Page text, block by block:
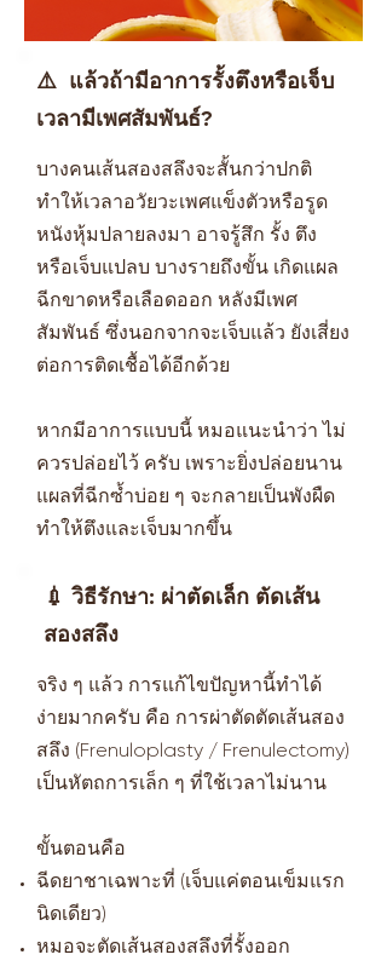
⚠️ แล้วถ้ามีอาการรั้งตึงหรือเจ็บ
เวลามีเพศสัมพันธ์?
บางคนเส้นสองสลึงจะสั้นกว่าปกติ
ทำให้เวลาอวัยวะเพศแข็งตัวหรือรูด
หนังหุ้มปลายลงมา อาจรู้สึก รั้ง ตึง
หรือเจ็บแปลบ บางรายถึงขั้น เกิดแผล
ฉีกขาดหรือเลือดออก หลังมีเพศ
สัมพันธ์ ซึ่งนอกจากจะเจ็บแล้ว ยังเสี่ยง
ต่อการติดเชื้อได้อีกด้วย
หากมีอาการแบบนี้ หมอแนะนำว่า ไม่
ควรปล่อยไว้ ครับ เพราะยิ่งปล่อยนาน
แผลที่ฉีกซ้ำบ่อย ๆ จะกลายเป็นพังผืด
ทำให้ตึงและเจ็บมากขึ้น
💉 วิธีรักษา: ผ่าตัดเล็ก ตัดเส้น
สองสลึง
จริง ๆ แล้ว การแก้ไขปัญหานี้ทำได้
ง่ายมากครับ คือ การผ่าตัดตัดเส้นสอง
สลึง (Frenuloplasty / Frenulectomy)
เป็นหัตถการเล็ก ๆ ที่ใช้เวลาไม่นาน
ขั้นตอนคือ
ฉีดยาชาเฉพาะที่ (เจ็บแค่ตอนเข็มแรก
นิดเดียว)
หมอจะตัดเส้นสองสลึงที่รั้งออก